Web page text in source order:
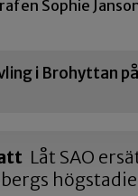
Sophie
i Brohyttan
Låt SAO